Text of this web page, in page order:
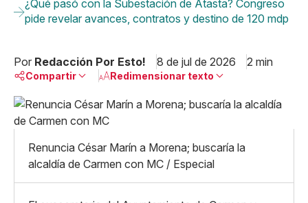
¿Qué pasó con la Subestación de Atasta? Congreso
pide revelar avances, contratos y destino de 120 mdp
Por Redacción Por Esto! 8 de jul de 2026 2 min
Compartir
Linkedin
X
Whatsapp
Copiar enlace
Redimensionar texto
Grande
Renuncia César Marín a Morena; buscaría la
alcaldía de Carmen con MC / Especial